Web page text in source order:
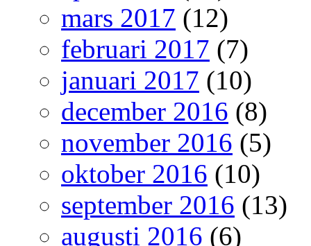
mars 2017 (12)
februari 2017 (7)
januari 2017 (10)
december 2016 (8)
november 2016 (5)
oktober 2016 (10)
september 2016 (13)
augusti 2016 (6)